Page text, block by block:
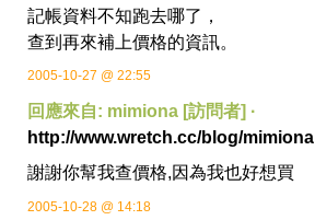
記帳資料不知跑去哪了，
查到再來補上價格的資訊。
2005-10-27 @ 22:55
回應來自: mimiona [訪問者] ·
http://www.wretch.cc/blog/mimiona
謝謝你幫我查價格,因為我也好想買
2005-10-28 @ 14:18